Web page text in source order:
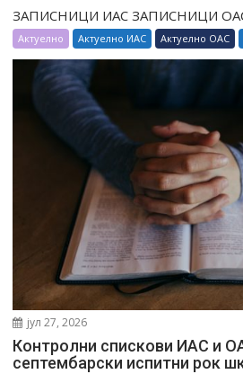
ЗАПИСНИЦИ ИАС ЗАПИСНИЦИ
Актуелно Актуелно ИАС Актуелно ОАС
јул 27, 2026
Контролни спискови ИАС и
септембарски испитни рок